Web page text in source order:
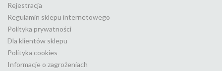
Rejestracja
Regulamin sklepu internetowego
Polityka prywatności
Dla klientów sklepu
Polityka cookies
Informacje o zagrożeniach